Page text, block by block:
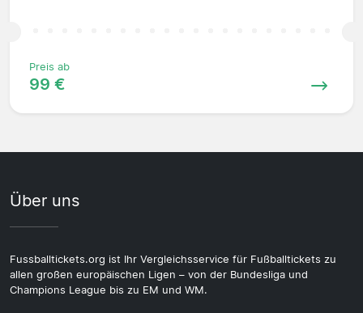
Preis ab
99 €
Über uns
Fussballtickets.org ist Ihr Vergleichsservice für Fußballtickets zu
allen großen europäischen Ligen – von der Bundesliga und
Champions League bis zu EM und WM.